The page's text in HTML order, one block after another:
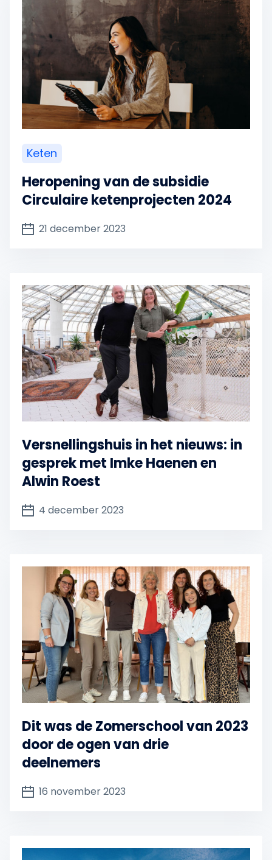
Keten
Heropening van de subsidie
Circulaire ketenprojecten 2024
21 december 2023
Versnellingshuis in het nieuws: in
gesprek met Imke Haenen en
Alwin Roest
4 december 2023
Dit was de Zomerschool van 2023
door de ogen van drie
deelnemers
16 november 2023